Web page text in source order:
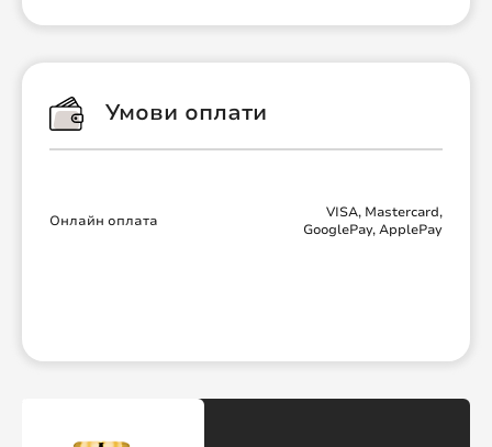
Умови оплати
Онлайн оплата
VISA, Mastercard,
GooglePay, ApplePay